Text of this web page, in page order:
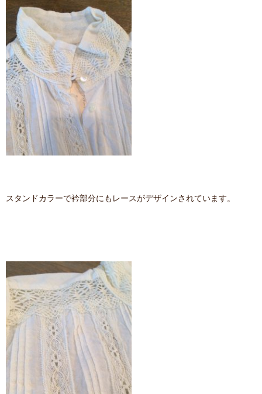
スタンドカラーで衿部分にもレースがデザインされています。